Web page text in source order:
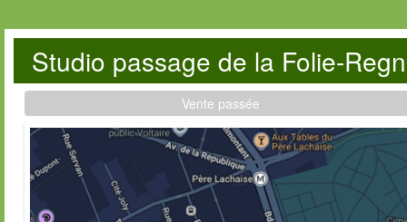
Studio passage de la Folie-
Vente passée